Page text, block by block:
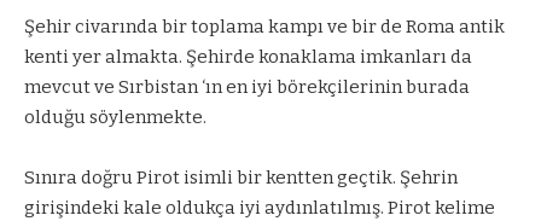
Şehir civarında bir toplama kampı ve bir de Roma antik
kenti yer almakta. Şehirde konaklama imkanları da
mevcut ve Sırbistan ‘ın en iyi börekçilerinin burada
olduğu söylenmekte.
Sınıra doğru Pirot isimli bir kentten geçtik. Şehrin
girişindeki kale oldukça iyi aydınlatılmış. Pirot kelime